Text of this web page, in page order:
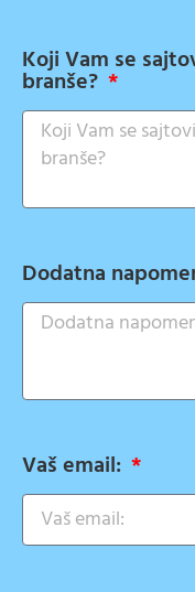
Koji Vam se
branše?
Dodatna
Vaš email: